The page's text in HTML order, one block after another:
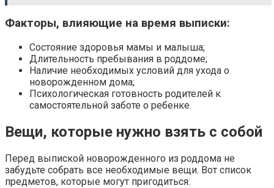
Факторы, влияющие на время выписки:
Состояние здоровья мамы и малыша;
Длительность пребывания в роддоме;
Наличие необходимых условий для ухода о
новорожденном дома;
Психологическая готовность родителей к
самостоятельной заботе о ребенке.
Вещи, которые нужно взять с собой
Перед выпиской новорожденного из роддома не
забудьте собрать все необходимые вещи. Вот список
предметов, которые могут пригодиться: